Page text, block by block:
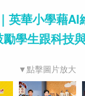
英華小學藉AI
學生跟科技
▼點擊圖片放大